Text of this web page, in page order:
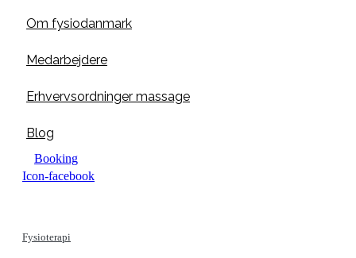
Om fysiodanmark
Medarbejdere
Erhvervsordninger massage
Blog
Booking
Icon-facebook
Fysioterapi